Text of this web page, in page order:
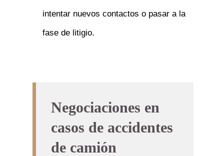
intentar nuevos contactos o pasar a la
fase de litigio.
Negociaciones en
casos de accidentes
de camión